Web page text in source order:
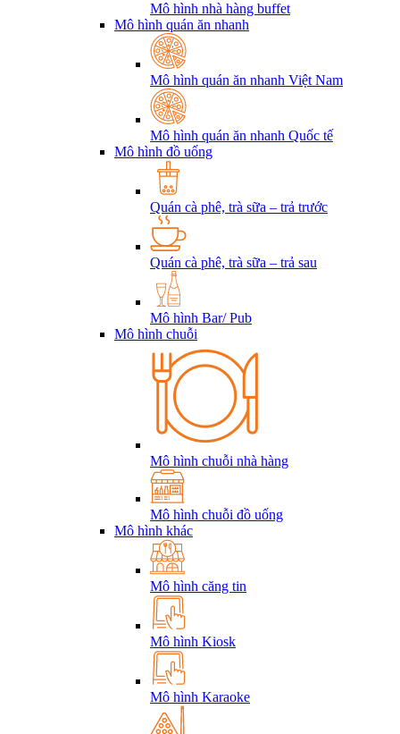
Mô hình nhà hàng buffet
Mô hình quán ăn nhanh
Mô hình quán ăn nhanh Việt Nam
Mô hình quán ăn nhanh Quốc tế
Mô hình đồ uống
Quán cà phê, trà sữa – trả trước
Quán cà phê, trà sữa – trả sau
Mô hình Bar/ Pub
Mô hình chuỗi
Mô hình chuỗi nhà hàng
Mô hình chuỗi đồ uống
Mô hình khác
Mô hình căng tin
Mô hình Kiosk
Mô hình Karaoke